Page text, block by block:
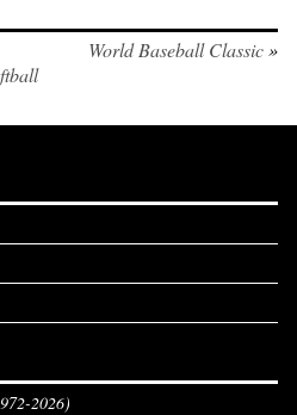
World Baseball Classic»
2026)